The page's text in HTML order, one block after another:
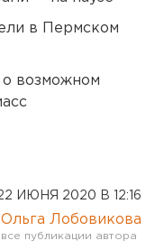
в Пермском
возможном
ИЮНЯ 2020 В 12:16
Ольга Лобовикова